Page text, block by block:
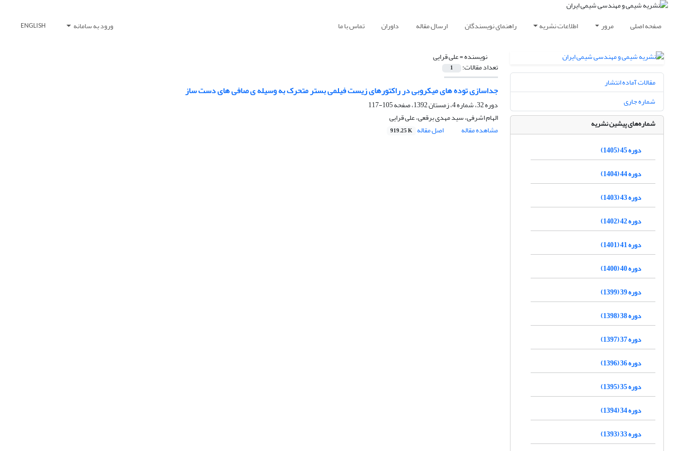
صفحه اصلی مرور اطلاعات نشریه راهنمای نویسندگان ارسال مقاله داوران تماس با ما ورود به سامانه ENGLISH
نویسنده =علی قرایی
تعداد مقالات: 1
جداسازی توده های میکروبی در راکتورهای زیست فیلمی بستر متحرک به وسیله ی صافی های دست ساز
دوره 32، شماره 4، زمستان 1392، صفحه
105-117
الهام اشرفی، سید مهدی برقعی، علی قرایی
مشاهده مقاله
اصل مقاله 919.25 K
مقالات آماده انتشار
شماره جاری
شماره‌های پیشین نشریه
دوره 45 (1405)
دوره 44 (1404)
دوره 43 (1403)
دوره 42 (1402)
دوره 41 (1401)
دوره 40 (1400)
دوره 39 (1399)
دوره 38 (1398)
دوره 37 (1397)
دوره 36 (1396)
دوره 35 (1395)
دوره 34 (1394)
دوره 33 (1393)